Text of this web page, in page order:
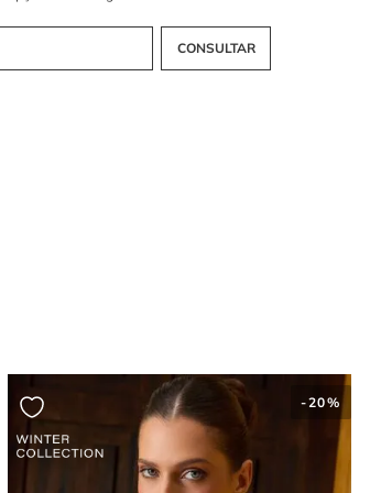
perfeito
e proporciona um caimento estruturado
-20%